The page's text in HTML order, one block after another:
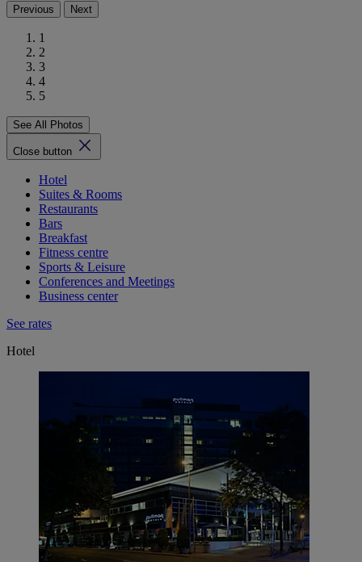
Previous Next
1
2
3
4
5
See All Photos
Close button
Hotel
Suites & Rooms
Restaurants
Bars
Breakfast
Fitness centre
Sports & Leisure
Conferences and Meetings
Business center
See rates
Hotel